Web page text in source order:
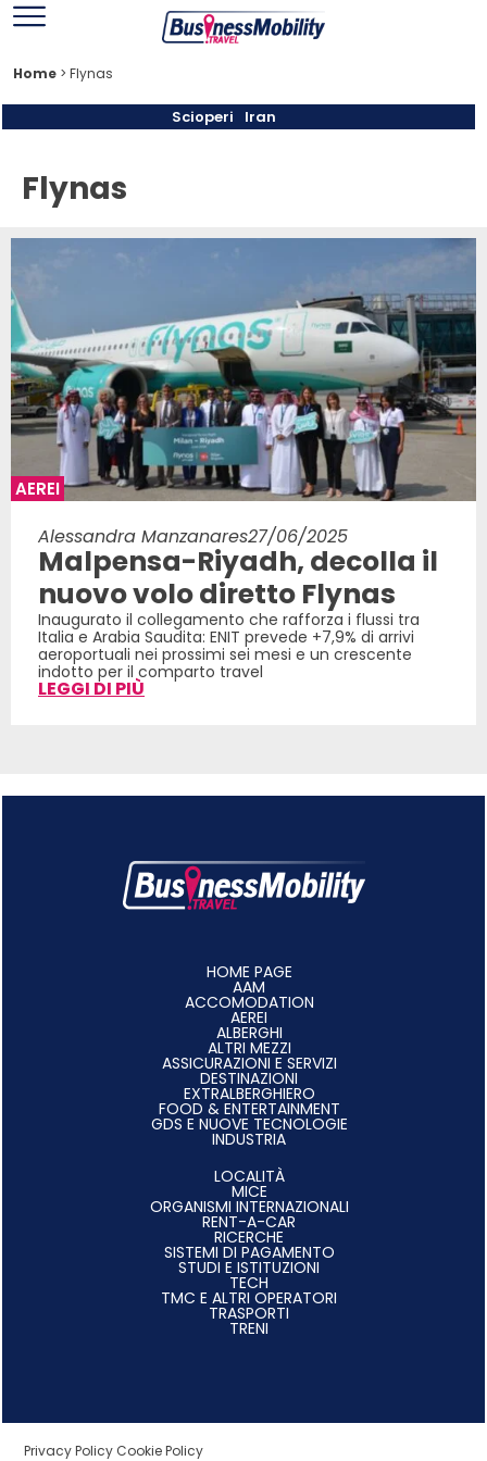
Home > Flynas
Scioperi Iran
Flynas
AEREI
Alessandra Manzanares27/06/2025
Malpensa-Riyadh, decolla il
nuovo volo diretto Flynas
Inaugurato il collegamento che rafforza i flussi tra
Italia e Arabia Saudita: ENIT prevede +7,9% di arrivi
aeroportuali nei prossimi sei mesi e un crescente
indotto per il comparto travel
LEGGI DI PIÙ
HOME PAGE
AAM
ACCOMODATION
AEREI
ALBERGHI
ALTRI MEZZI
ASSICURAZIONI E SERVIZI
DESTINAZIONI
EXTRALBERGHIERO
FOOD & ENTERTAINMENT
GDS E NUOVE TECNOLOGIE
INDUSTRIA
LOCALITÀ
MICE
ORGANISMI INTERNAZIONALI
RENT-A-CAR
RICERCHE
SISTEMI DI PAGAMENTO
STUDI E ISTITUZIONI
TECH
TMC E ALTRI OPERATORI
TRASPORTI
TRENI
Privacy Policy Cookie Policy